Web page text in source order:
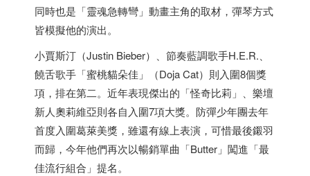
同時也是「靈魂急轉彎」動畫主角的取材，彈琴方式
皆模擬他的演出。
小賈斯汀（Justin Bieber）、節奏藍調歌手H.E.R.、
饒舌歌手「蜜桃貓朵佳」（Doja Cat）則入圍8個獎
項，排在第二。近年表現傑出的「怪奇比莉」、樂壇
新人奧莉維亞則各自入圍7項大獎。防彈少年團去年
首度入圍葛萊美獎，雖還有線上表演，可惜最後鎩羽
而歸，今年他們再次以暢銷單曲「Butter」闖進「最
佳流行組合」提名。